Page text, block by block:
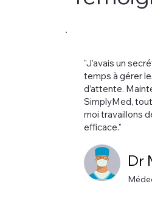
"J’avais un
temps à gérer
d’attente.
SimplyMed,
moi travaillons
efficace."
Dr